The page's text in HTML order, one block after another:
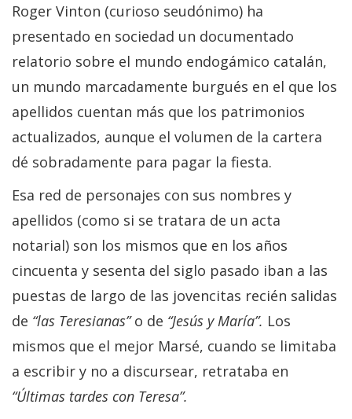
Roger Vinton (curioso seudónimo) ha
presentado en sociedad un documentado
relatorio sobre el mundo endogámico catalán,
un mundo marcadamente burgués en el que los
apellidos cuentan más que los patrimonios
actualizados, aunque el volumen de la cartera
dé sobradamente para pagar la fiesta.
Esa red de personajes con sus nombres y
apellidos (como si se tratara de un acta
notarial) son los mismos que en los años
cincuenta y sesenta del siglo pasado iban a las
puestas de largo de las jovencitas recién salidas
de “las Teresianas”o de “Jesús y María”. Los
mismos que el mejor Marsé, cuando se limitaba
a escribir y no a discursear, retrataba en
“Últimas tardes con Teresa”.